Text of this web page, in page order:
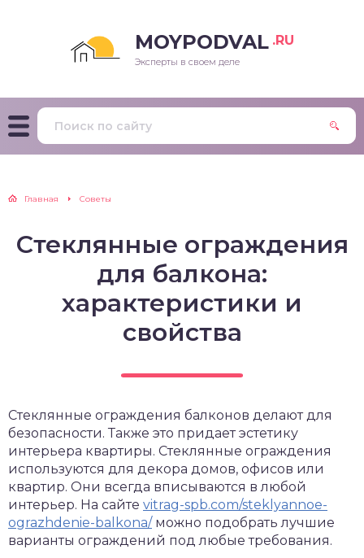
MOYPODVAL .RU
Эксперты в своем деле
Главная Советы
Стеклянные ограждения
для балкона:
характеристики и
свойства
Стеклянные ограждения балконов делают для
безопасности. Также это придает эстетику
интерьера квартиры. Стеклянные ограждения
используются для декора домов, офисов или
квартир. Они всегда вписываются в любой
интерьер. На сайте vitrag-spb.com/steklyannoe-
ograzhdenie-balkona/можно подобрать лучшие
варианты ограждений под любые требования.